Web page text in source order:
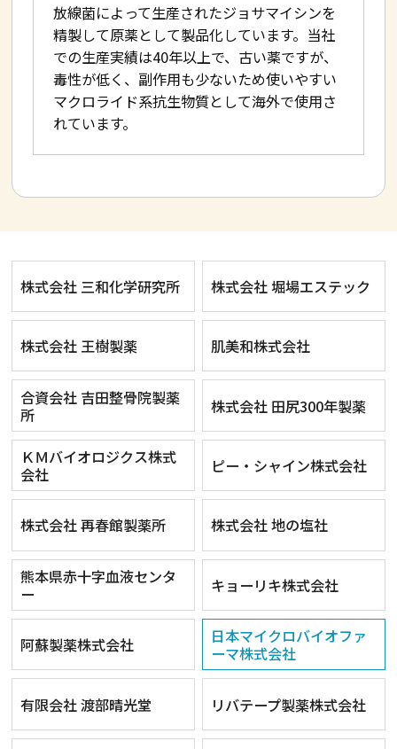
放線菌によって生産されたジョサマイシンを
精製して原薬として製品化しています。当社
での生産実績は40年以上で、古い薬ですが、
毒性が低く、副作用も少ないため使いやすい
マクロライド系抗生物質として海外で使用さ
れています。
株式会社 三和化学研究所 株式会社 堀場エステック
株式会社 王樹製薬 肌美和株式会社
合資会社 吉田整骨院製薬
所
株式会社 田尻300年製薬
ＫＭバイオロジクス株式
会社
ピー・シャイン株式会社
株式会社 再春館製薬所 株式会社 地の塩社
熊本県赤十字血液センタ
ー
キョーリキ株式会社
阿蘇製薬株式会社
日本マイクロバイオファ
ーマ株式会社
有限会社 渡部晴光堂 リバテープ製薬株式会社